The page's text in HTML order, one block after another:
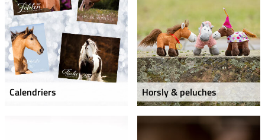
Calendriers Horsly & peluches